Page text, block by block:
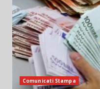
Comunicati Stampa